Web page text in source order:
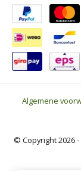
Algemene
© Copyright 2026